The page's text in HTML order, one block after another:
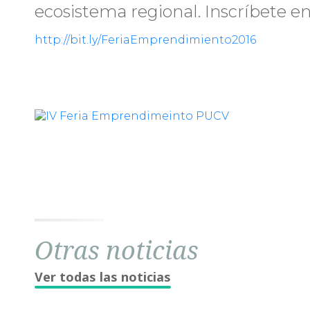
ecosistema regional. Inscríbete
http://bit.ly/FeriaEmprendimiento2016
Otras noticias
Ver todas las noticias